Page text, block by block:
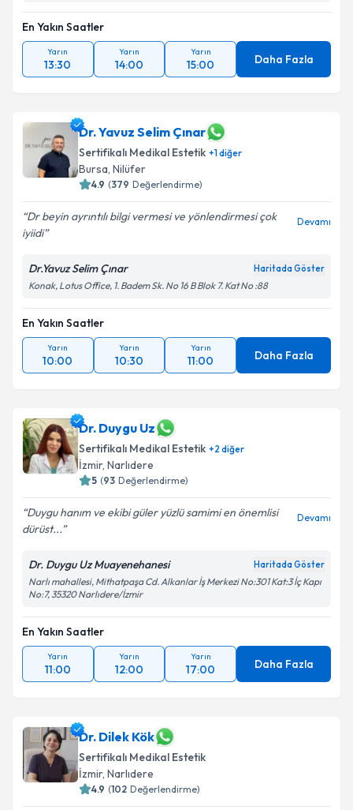
En Yakın Saatler
Yarın
13:30
Yarın
14:00
Yarın
15:00 Daha Fazla
Dr. Yavuz Selim Çınar
Sertifikalı Medikal Estetik +1diğer
Bursa, Nilüfer
4.9 (379 Değerlendirme)
Dr beyin ayrıntılı bilgi vermesi ve yönlendirmesi çok
iyiidi
Devamı
Dr.Yavuz Selim Çınar Haritada Göster
Konak, Lotus Office, 1. Badem Sk. No 16 B Blok 7. Kat No :88
En Yakın Saatler
Yarın
10:00
Yarın
10:30
Yarın
11:00 Daha Fazla
Dr. Duygu Uz
Sertifikalı Medikal Estetik +2 diğer
İzmir, Narlıdere
5 (93 Değerlendirme)
Duygu hanım ve ekibi güler yüzlü samimi en önemlisi
dürüst...
Devamı
Dr. Duygu Uz Muayenehanesi Haritada Göster
Narlı mahallesi, Mithatpaşa Cd. Alkanlar İş Merkezi No:301 Kat:3 İç Kapı
No:7, 35320 Narlıdere/İzmir
En Yakın Saatler
Yarın
11:00
Yarın
12:00
Yarın
17:00 Daha Fazla
Dr. Dilek Kök
Sertifikalı Medikal Estetik
İzmir, Narlıdere
4.9 (102 Değerlendirme)